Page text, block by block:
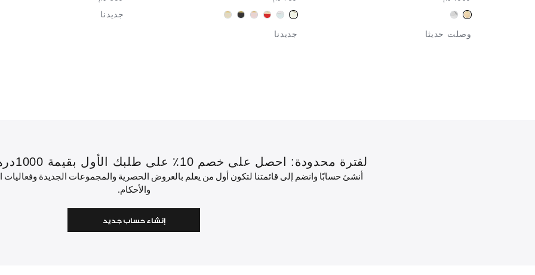
وصلت حديثا جديدنا
جديدنا
لفترة محدودة: احصل على خصم 10٪ على طلبك الأول بقيمة 1000درهم إماراتي أو أكثر.
أنشئ حسابًا وانضم إلى قائمتنا لتكون أول من يعلم بالعروض الحصرية والمجموعات الجديدة
والأحكام.
إنشاء حساب جديد